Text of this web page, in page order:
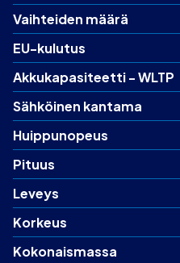
Vaihteiden määrä
EU-kulutus
Akku­kapasiteetti - WLTP
Sähköinen kantama
Huippunopeus
Pituus
Leveys
Korkeus
Kokonaismassa